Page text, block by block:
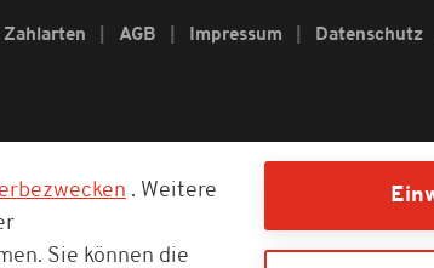
Zahlarten AGB Impressum Datenschutz
. Weitere
Sie können die